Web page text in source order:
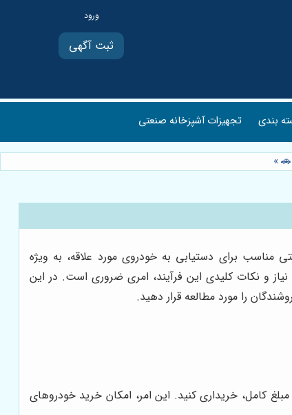
ثبت آگهی
بندی تجهیزات آشپزخانه صنعتی
»
مناسب برای دستیابی به خودروی مورد علاقه، به ویژه
و نکات کلیدی این فرآیند، امری ضروری است. در این
را مورد مطالعه قرار دهید.
کامل، خریداری کنید. این امر، امکان خرید خودروهای